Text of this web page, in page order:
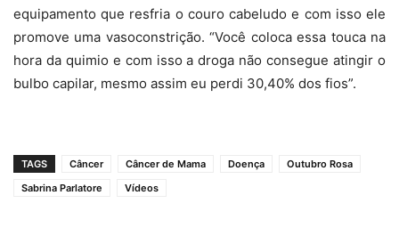
equipamento que resfria o couro cabeludo e com isso ele
promove uma vasoconstrição. “Você coloca essa touca na
hora da quimio e com isso a droga não consegue atingir o
bulbo capilar, mesmo assim eu perdi 30,40% dos fios”.
TAGS Câncer Câncer de Mama Doença
Outubro Rosa
Sabrina Parlatore
Vídeos